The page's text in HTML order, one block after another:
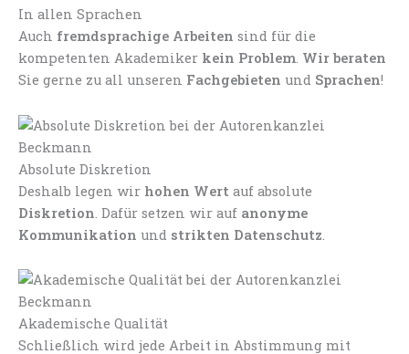
In allen Sprachen
Auch fremdsprachige Arbeiten sind für die
kompetenten Akademiker kein Problem. Wir beraten
Sie gerne zu all unseren Fachgebieten und Sprachen!
Absolute Diskretion
Deshalb legen wir hohen Wert auf absolute
Diskretion. Dafür setzen wir auf anonyme
Kommunikation und strikten Datenschutz.
Akademische Qualität
Schließlich wird jede Arbeit in Abstimmung mit